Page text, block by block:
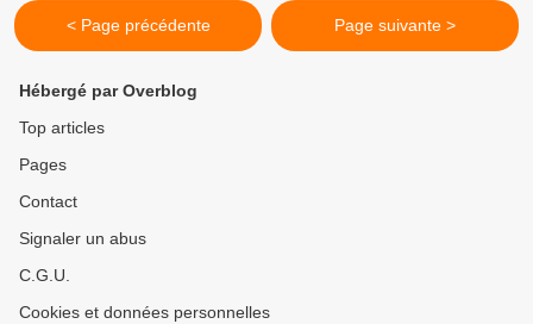
< Page précédente Page suivante >
Hébergé par Overblog
Top articles
Pages
Contact
Signaler un abus
C.G.U.
Cookies et données personnelles